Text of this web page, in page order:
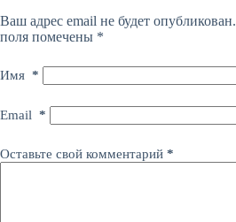
Ваш адрес email не будет опубликован.
поля помечены *
Имя *
Email *
Оставьте свой комментарий *